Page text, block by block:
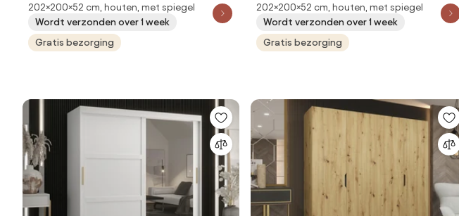
202x200x52cm, 135.3 kg, Kledingkast
deuren: Met scharnieren
202×200×52 cm, houten, met spiegel
Wordt verzonden over 1 week
Gratis bezorging
Gouden, 202x200x52cm, 135.3 kg,
Kledingkast deuren: Met scharnieren
202×200×52 cm, houten, met spiegel
Wordt verzonden over 1 week
Gratis bezorging